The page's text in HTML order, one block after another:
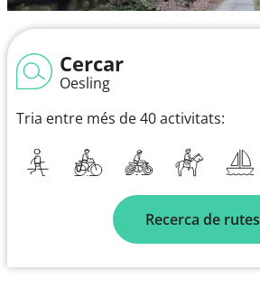
Cercar
Oesling
Tria entre més de 40 activitats:
Recerca de rutes